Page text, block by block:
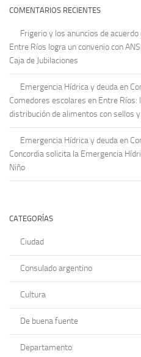
COMENTARIOS RECIENTES
Frigerio y los anuncios de
Entre Ríos logra un convenio con
Caja de Jubilaciones
Emergencia Hídrica y deuda en
Comedores escolares en Entre Ríos:
distribución de alimentos con sellos
Emergencia Hídrica y deuda en
Concordia solicita la Emergencia
Niño
CATEGORÍAS
Ciudad
Consulado argentino
Cultura
De buena fuente
Departamento